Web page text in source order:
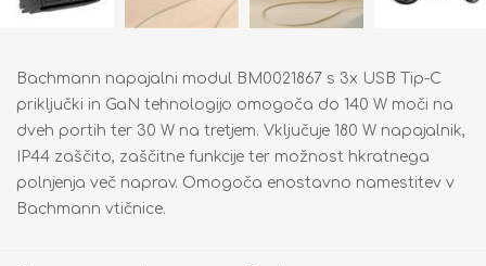
Bachmann napajalni modul BM0021867 s 3x USB Tip-C
priključki in GaN tehnologijo omogoča do 140 W moči na
dveh portih ter 30 W na tretjem. Vključuje 180 W napajalnik,
IP44 zaščito, zaščitne funkcije ter možnost hkratnega
polnjenja več naprav. Omogoča enostavno namestitev v
Bachmann vtičnice.